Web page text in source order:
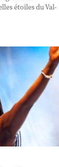
étoiles du Val-